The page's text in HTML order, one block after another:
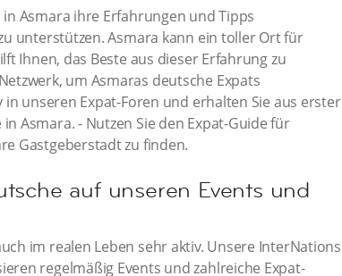
Asmara ihre Erfahrungen und Tipps
unterstützen. Asmara kann ein toller Ort für
Ihnen, das Beste aus dieser Erfahrung zu
um Asmaras deutsche Expats
in unseren Expat-Foren und erhalten Sie aus erster
Asmara. - Nutzen Sie den Expat-Guide für
Gastgeberstadt zu finden.
auf unseren Events und
im realen Leben sehr aktiv. Unsere InterNations
regelmäßig Events und zahlreiche Expat-